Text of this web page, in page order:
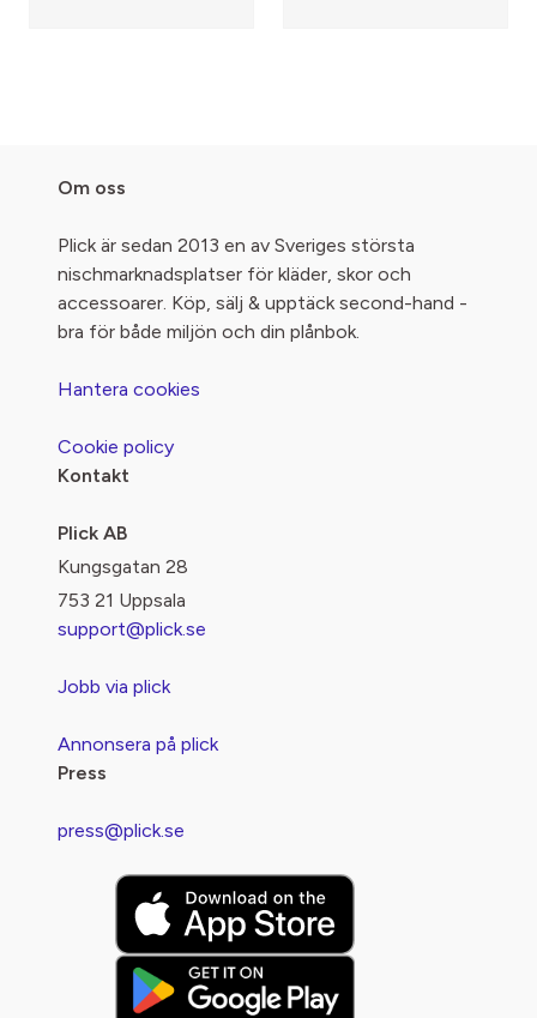
Om oss
Plick är sedan 2013 en av Sveriges största
nischmarknadsplatser för kläder, skor och
accessoarer. Köp, sälj & upptäck second-hand -
bra för både miljön och din plånbok.
Hantera cookies
Cookie policy
Kontakt
Plick AB
Kungsgatan 28
753 21 Uppsala
support@plick.se
Jobb via plick
Annonsera på plick
Press
press@plick.se